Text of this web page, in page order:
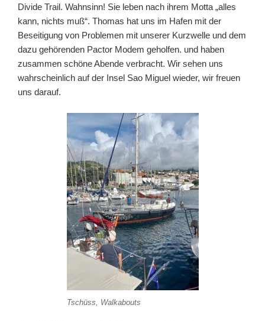
Divide Trail. Wahnsinn! Sie leben nach ihrem Motta „alles
kann, nichts muß“. Thomas hat uns im Hafen mit der
Beseitigung von Problemen mit unserer Kurzwelle und dem
dazu gehörenden Pactor Modem geholfen. und haben
zusammen schöne Abende verbracht. Wir sehen uns
wahrscheinlich auf der Insel Sao Miguel wieder, wir freuen
uns darauf.
Tschüss, Walkabouts